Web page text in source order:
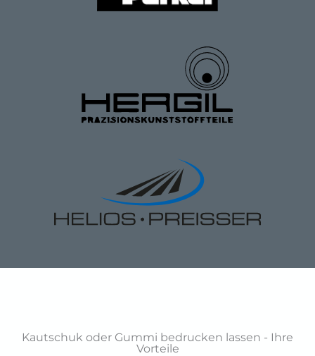
Kautschuk oder Gummi bedrucken lassen - Ihre
Vorteile